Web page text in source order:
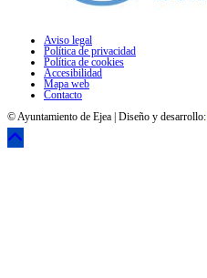
Aviso legal
Política de privacidad
Política de cookies
Accesibilidad
Mapa web
Contacto
© Ayuntamiento de Ejea | Diseño y desarrollo: